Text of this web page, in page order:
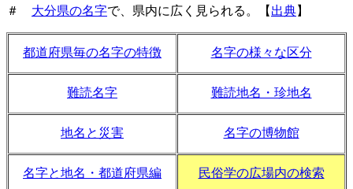
＃ 大分県の名字で、県内に広く見られる。【 出典】
都道府県毎の名字の特徴 名字の様々な区分
難読名字 難読地名・珍地名
地名と災害 名字の博物館
名字と地名・都道府県編 民俗学の広場内の検索